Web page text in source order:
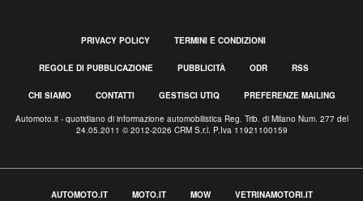
PRIVACY POLICY TERMINI E CONDIZIONI
REGOLE DI PUBBLICAZIONE PUBBLICITÀ ODR RSS
CHI SIAMO CONTATTI GESTISCI UTIQ PREFERENZE MAILING
Automoto.it - quotidiano di informazione automobilistica Reg. Trib. di Milano Num. 277 del
24.05.2011 © 2012-2026 CRM S.r.l. P.Iva 11921100159
AUTOMOTO.IT MOTO.IT MOW VETRINAMOTORI.IT